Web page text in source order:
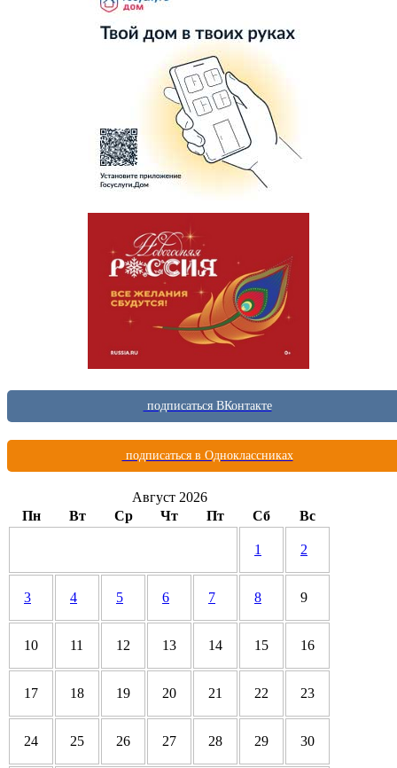
подписаться ВКонтакте
подписаться в Одноклассниках
Август 2026
Пн
Вт Ср Чт Пт Сб Вс
1 2
3 4 5 6 7 8 9
10 11 12 13 14 15 16
17 18 19 20 21 22 23
24 25 26 27 28 29 30